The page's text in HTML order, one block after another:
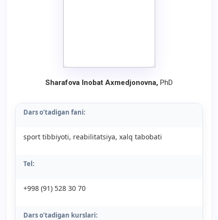
Sharafova Inobat Axmedjonovna, PhD
Dars o’tadigan fani:
sport tibbiyoti, reabilitatsiya, xalq tabobati
Tel:
+998 (91) 528 30 70
Dars o’tadigan kurslari: